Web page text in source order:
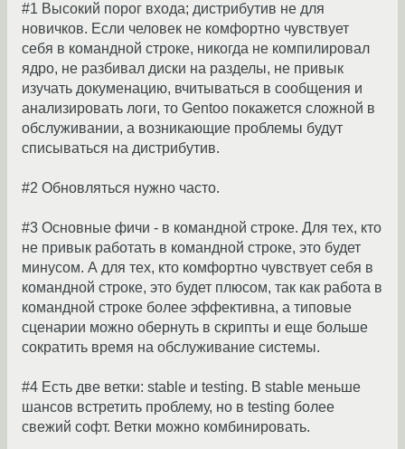
#1 Высокий порог входа; дистрибутив не для
новичков. Если человек не комфортно чувствует
себя в командной строке, никогда не компилировал
ядро, не разбивал диски на разделы, не привык
изучать докуменацию, вчитываться в сообщения и
анализировать логи, то Gentoo покажется сложной в
обслуживании, а возникающие проблемы будут
списываться на дистрибутив.
#2 Обновляться нужно часто.
#3 Основные фичи - в командной строке. Для тех, кто
не привык работать в командной строке, это будет
минусом. А для тех, кто комфортно чувствует себя в
командной строке, это будет плюсом, так как работа в
командной строке более эффективна, а типовые
сценарии можно обернуть в скрипты и еще больше
сократить время на обслуживание системы.
#4 Есть две ветки: stable и testing. В stable меньше
шансов встретить проблему, но в testing более
свежий софт. Ветки можно комбинировать.